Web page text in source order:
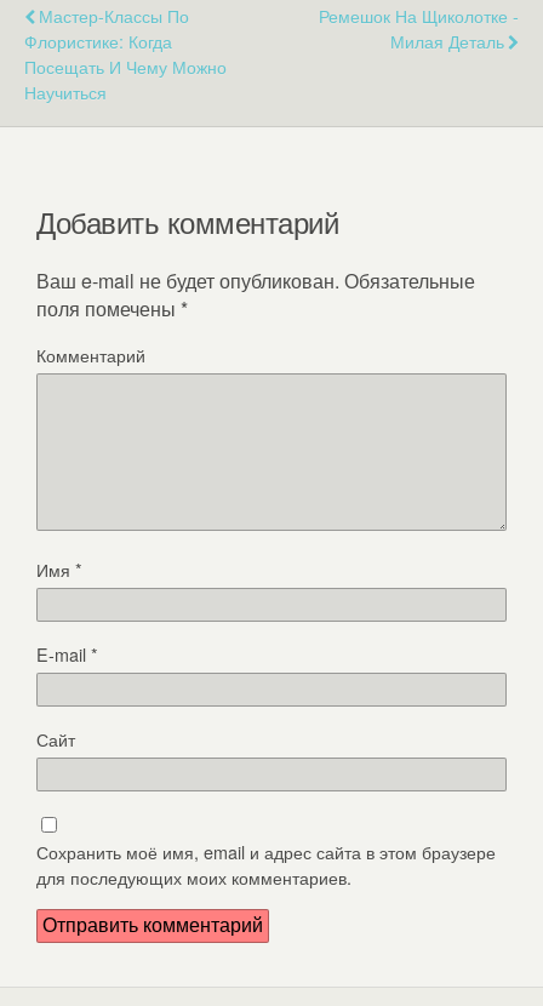
Мастер-Классы По
Флористике: Когда
Посещать И Чему Можно
Научиться
Ремешок На Щиколотке -
Милая Деталь
Добавить комментарий
Ваш e-mail не будет опубликован. Обязательные
поля помечены *
Комментарий
Имя *
E-mail*
Сайт
Сохранить моё имя, email и адрес сайта в этом браузере
для последующих моих комментариев.